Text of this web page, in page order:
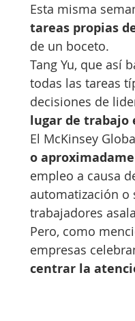
Esta misma
tareas propias
de un boceto.
Tang Yu, que así
todas las tareas
decisiones de
lugar de trabajo
El McKinsey
o
empleo a causa
automatización o
trabajadores
Pero, como
empresas
centrar la